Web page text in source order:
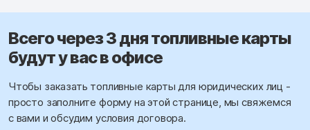
Всего через 3 дня топливные карты
будут у вас в офисе
Чтобы заказать топливные карты для юридических лиц -
просто заполните форму на этой странице, мы свяжемся
с вами и обсудим условия договора.